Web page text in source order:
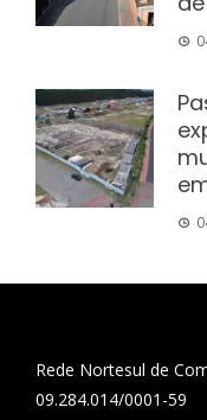
Rede Nortesul de
09.284.014/0001-59